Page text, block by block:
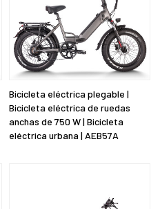
Bicicleta eléctrica plegable |
Bicicleta eléctrica de ruedas
anchas de 750 W | Bicicleta
eléctrica urbana | AEB57A